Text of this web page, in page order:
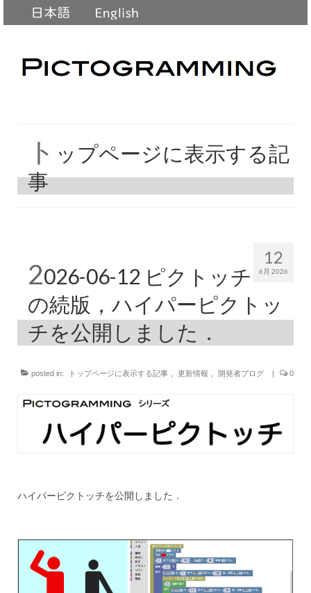
ト ップページに表示する記
事
12
6月 2026
2026-06-12 ピクトッチ
の続版，ハイパーピクトッ
チを公開しました．
posted in: トップページに表示する記事 , 更新情報 , 開発者ブログ 0
ハイパーピクトッチを公開しました．